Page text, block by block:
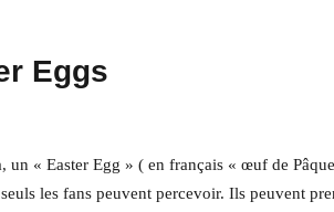
Eggs
un « Easter Egg » ( en français « œuf de
les fans peuvent percevoir. Ils peuvent